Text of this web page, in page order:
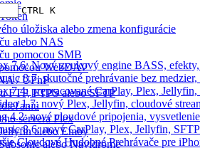
CTRL K
7.6: Nový zvukový engine BASS,
8.7: skutočné prehrávanie bez
7.4: prepracované CarPlay, Plex,
1.7: nový Plex, Jellyfin, cloudové
4.2: nové cloudové pripojenia,
8.6: nový CarPlay, Plex, Jellyfin,
Cloudové Hudobné Prehrávače pre
úložiska alebo zmena konfigurácie
alebo NAS
pomocou SMB
WebDAV
/ UPnP
FTP, FTPS alebo SFTP
servera Plex
alebo Emby
alebo Navidrome